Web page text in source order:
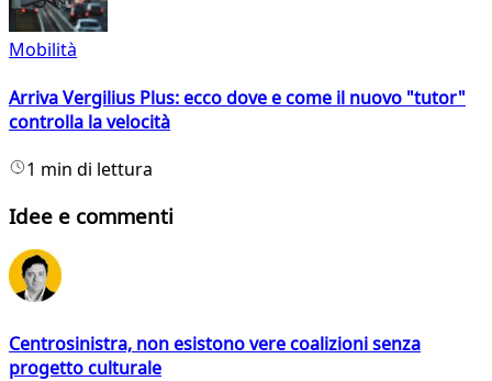
Mobilità
Arriva Vergilius Plus: ecco dove e come il nuovo "tutor"
controlla la velocità
1 min di lettura
Idee e commenti
Centrosinistra, non esistono vere coalizioni senza
progetto culturale